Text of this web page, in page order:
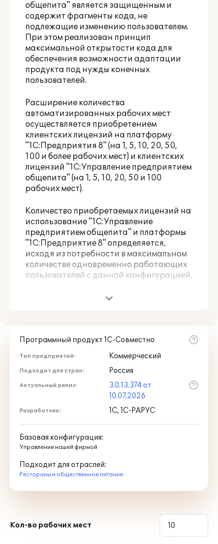
общепита" является защищенным и
содержит фрагменты кода, не
подлежащие изменению пользователем.
При этом реализован принцип
максимальной открытости кода для
обеспечения возможности адаптации
продукта под нужды конечных
пользователей.
Расширение количества
автоматизированных рабочих мест
осуществляется приобретением
клиентских лицензий на платформу
"1С:Предприятия 8" (на 1, 5, 10, 20, 50,
100 и более рабочих мест) и клиентских
лицензий "1С:Управление предприятием
общепита" (на 1, 5, 10, 20, 50 и 100
рабочих мест).
Количество приобретаемых лицензий на
использование "1С:Управление
предприятием общепита" и платформы
"1С:Предприятие 8" определяется,
исходя из потребности в максимальном
количестве одновременно работающих
пользователей с данной конфигурацией.
Для использования данного
Более подробно о клиент-серверном
варианте работы "1С:Предприятие 8"
на сайте фирмы
"1С".
Программный продукт 1С-Совместно
Тип предприятий: Коммерческий
Подходит для стран: Россия
Актуальный релиз:
3.0.13.374 от
10.07.2026
Разработчик: 1С, 1С-РАРУС
Базовая конфигурация:
Управление нашей фирмой
Подходит для отраслей:
Рестораны и общественное питание
Кол-во рабочих мест